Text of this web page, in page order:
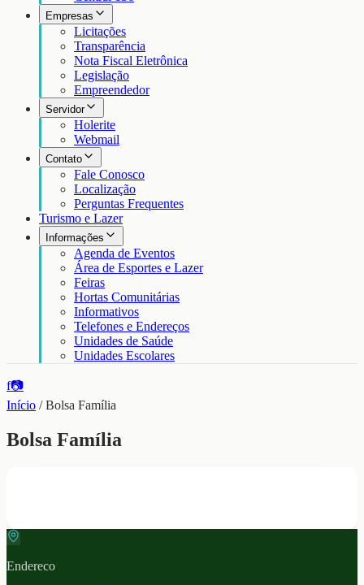
Empresas
Licitações
Transparência
Nota Fiscal Eletrônica
Legislação
Empreendedor
Servidor
Holerite
Webmail
Contato
Fale Conosco
Localização
Perguntas Frequentes
Turismo e Lazer
Informações
Agenda de Eventos
Área de Esportes e Lazer
Feiras
Hortas Comunitárias
Informativos
Telefones e Endereços
Unidades de Saúde
Unidades Escolares
f📷
Início /Bolsa Família
Bolsa Família
Endereco